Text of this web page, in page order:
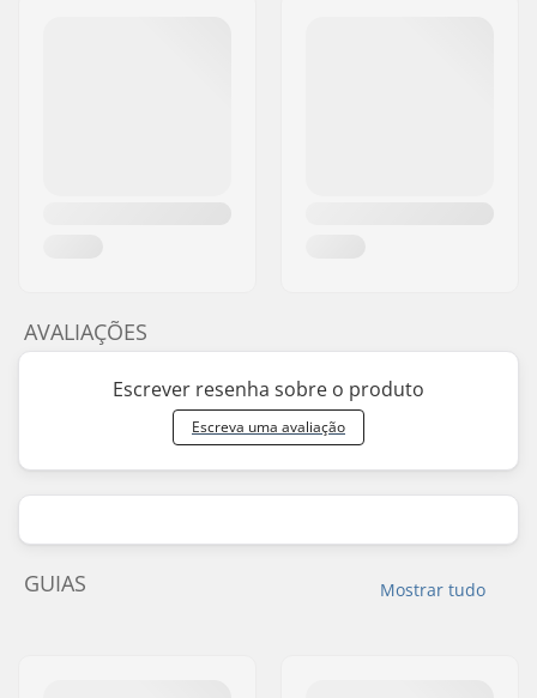
AVALIAÇÕES
Escrever resenha sobre o produto
Escreva uma avaliação
Mostrar tudo
GUIAS